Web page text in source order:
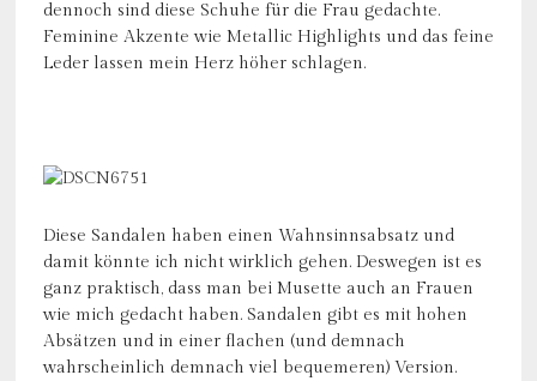
dennoch sind diese Schuhe für die Frau gedachte.
Feminine Akzente wie Metallic Highlights und das feine
Leder lassen mein Herz höher schlagen.
Diese Sandalen haben einen Wahnsinnsabsatz und
damit könnte ich nicht wirklich gehen. Deswegen ist es
ganz praktisch, dass man bei Musette auch an Frauen
wie mich gedacht haben. Sandalen gibt es mit hohen
Absätzen und in einer flachen (und demnach
wahrscheinlich demnach viel bequemeren) Version.